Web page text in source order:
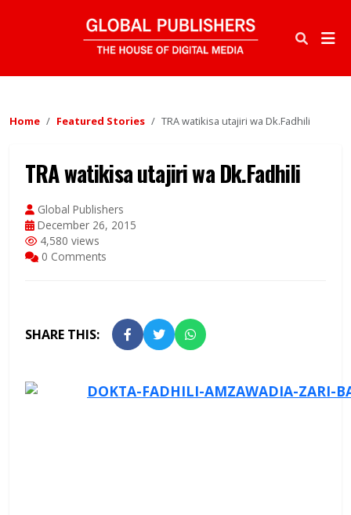
Home Featured Stories TRA watikisa utajiri wa Dk.Fadhili
TRA watikisa utajiri wa Dk.Fadhili
Global Publishers
December 26, 2015
4,580 views
0 Comments
SHARE THIS: